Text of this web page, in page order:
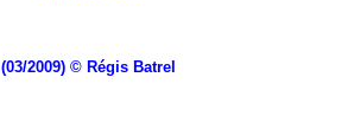
(03/2009) © Régis Batrel